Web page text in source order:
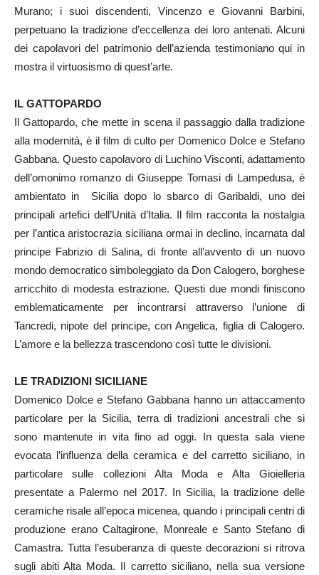
Murano; i suoi discendenti, Vincenzo e Giovanni Barbini,
perpetuano la tradizione d’eccellenza dei loro antenati. Alcuni
dei capolavori del patrimonio dell’azienda testimoniano qui in
mostra il virtuosismo di quest’arte.
IL GATTOPARDO
Il Gattopardo, che mette in scena il passaggio dalla tradizione
alla modernità, è il film di culto per Domenico Dolce e Stefano
Gabbana. Questo capolavoro di Luchino Visconti, adattamento
dell’omonimo romanzo di Giuseppe Tomasi di Lampedusa, è
ambientato in Sicilia dopo lo sbarco di Garibaldi, uno dei
principali artefici dell’Unità d’Italia. Il film racconta la nostalgia
per l’antica aristocrazia siciliana ormai in declino, incarnata dal
principe Fabrizio di Salina, di fronte all’avvento di un nuovo
mondo democratico simboleggiato da Don Calogero, borghese
arricchito di modesta estrazione. Questi due mondi finiscono
emblematicamente per incontrarsi attraverso l’unione di
Tancredi, nipote del principe, con Angelica, figlia di Calogero.
L’amore e la bellezza trascendono così tutte le divisioni.
LE TRADIZIONI SICILIANE
Domenico Dolce e Stefano Gabbana hanno un attaccamento
particolare per la Sicilia, terra di tradizioni ancestrali che si
sono mantenute in vita fino ad oggi. In questa sala viene
evocata l’influenza della ceramica e del carretto siciliano, in
particolare sulle collezioni Alta Moda e Alta Gioielleria
presentate a Palermo nel 2017. In Sicilia, la tradizione delle
ceramiche risale all’epoca micenea, quando i principali centri di
produzione erano Caltagirone, Monreale e Santo Stefano di
Camastra. Tutta l’esuberanza di queste decorazioni si ritrova
sugli abiti Alta Moda. Il carretto siciliano, nella sua versione